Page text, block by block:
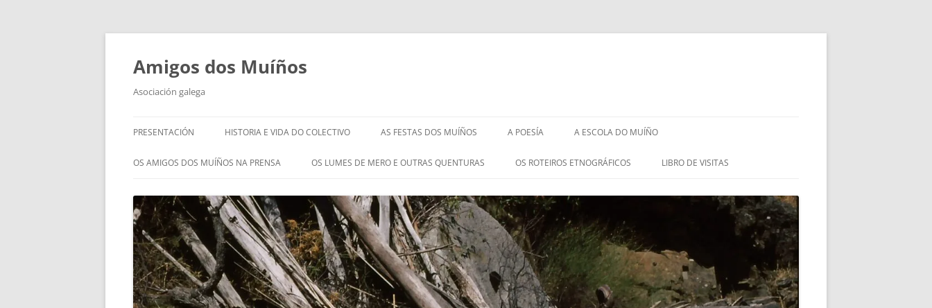
Saltar
contido
Amigos dos Muíños
Asociación galega
PRESENTACIÓN HISTORIA E VIDA DO COLECTIVO AS FESTAS DOS MUÍÑOS A POESÍA A ESCOLA DO MUÍÑO
OS AMIGOS DOS MUÍÑOS NA PRENSA OS LUMES DE MERO E OUTRAS QUENTURAS OS ROTEIROS ETNOGRÁFICOS LIBRO DE VISITAS